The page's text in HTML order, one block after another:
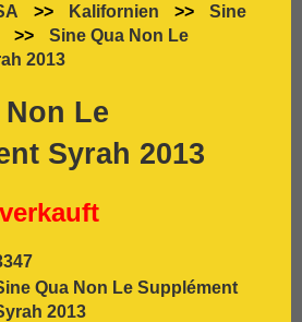
>> Kalifornien >>
Sine
>>
Sine Qua Non Le
2013
Le
Syrah 2013
Qua Non Le Supplément
2013